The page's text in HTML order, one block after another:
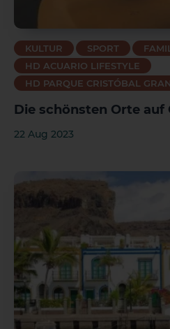
KULTUR SPORT
HD ACUARIO LIFESTYLE
HD PARQUE CRISTÓBAL
Die schönsten Orte auf
22 Aug 2023